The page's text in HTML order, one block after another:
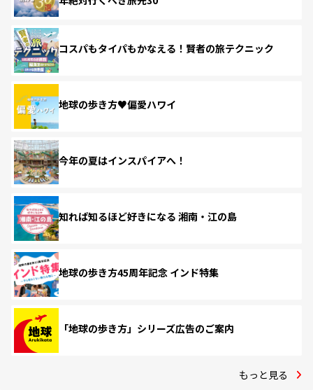
コスパもタイパもかなえる！賢者の旅テクニック
地球の歩き方♥偏愛ハワイ
今年の夏はインスパイアへ！
知れば知るほど好きになる 湘南・江の島
地球の歩き方45周年記念 インド特集
「地球の歩き方」シリーズ広告のご案内
もっと見る